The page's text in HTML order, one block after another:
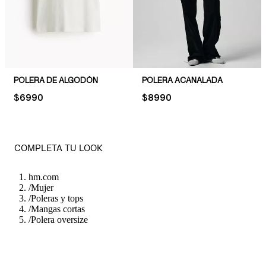
POLERA DE ALGODÓN
PRICE:
$6990
POLERA ACANALADA
PRICE:
$8990
COMPLETA TU LOOK
hm.com
/Mujer
/Poleras y tops
/Mangas cortas
/Polera oversize